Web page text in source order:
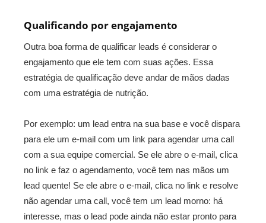
Qualificando por engajamento
Outra boa forma de qualificar leads é considerar o
engajamento que ele tem com suas ações. Essa
estratégia de qualificação deve andar de mãos dadas
com uma estratégia de nutrição.
Por exemplo: um lead entra na sua base e você dispara
para ele um e-mail com um link para agendar uma call
com a sua equipe comercial. Se ele abre o e-mail, clica
no link e faz o agendamento, você tem nas mãos um
lead quente! Se ele abre o e-mail, clica no link e resolve
não agendar uma call, você tem um lead morno: há
interesse, mas o lead pode ainda não estar pronto para